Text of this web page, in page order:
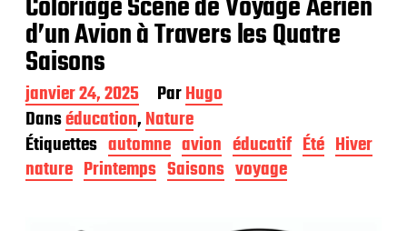
d’un Avion à Travers les Quatre
Saisons
D
a
t
e
d
e
janvier 24, 2025 ParHugo
Danséducation,Nature
Étiquettes automne avion éducatif Été Hiver
nature Printemps Saisons voyage